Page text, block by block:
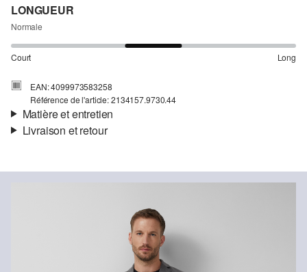
LONGUEUR
Normale
Court Long
EAN: 4099973583258
Référence de l'article: 2134157.9730.44
Matière et entretien
Doublure: partiellement doublé
Livraison et retour
Ta commande sera expédiée par SwissPost dans un délai de 4 à 5